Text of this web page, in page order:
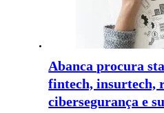
Abanca procura
fintech, insurtech,
cibersegurança e